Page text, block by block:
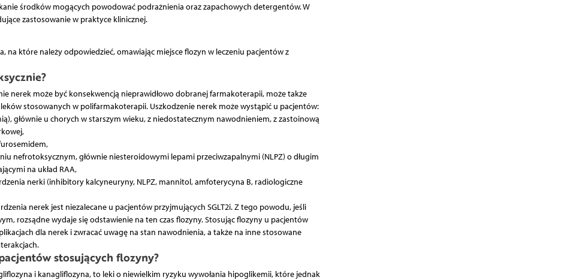
środków mogących powodować podrażnienia oraz zapachowych detergentów. W
zastosowanie w praktyce klinicznej.
na które należy odpowiedzieć, omawiając miejsce flozyn w leczeniu pacjentów z
nerek może być konsekwencją nieprawidłowo dobranej farmakoterapii, może także
stosowanych w polifarmakoterapii. Uszkodzenie nerek może wystąpić u pacjentów:
głównie u chorych w starszym wieku, z niedostatecznym nawodnieniem, z zastoino­wą
nefrotoksycznym, głównie niesteroidowymi lepami przeciwzapalnymi (NLPZ) o długim
na układ RAA,
nerki (inhibitory kalcyneuryny, NLPZ, mannitol, amfoterycyna B, radiologiczne
nerek jest niezalecane u pacjentów przyjmujących SGLT2i. Z tego powodu, jeśli
rozsądne wydaje się odstawienie na ten czas flozyny. Stosując flozyny u pacjentów
dla nerek i zwracać uwagę na stan nawodnienia, a także na inne stosowane
stosujących flozyny?
i kanagliflozyna, to leki o niewielkim ryzyku wywołania hipoglikemii, które jednak